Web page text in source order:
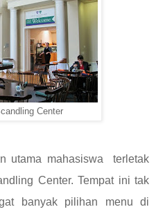
Center
utama mahasiswa terletak
Center. Tempat ini tak
banyak pilihan menu di